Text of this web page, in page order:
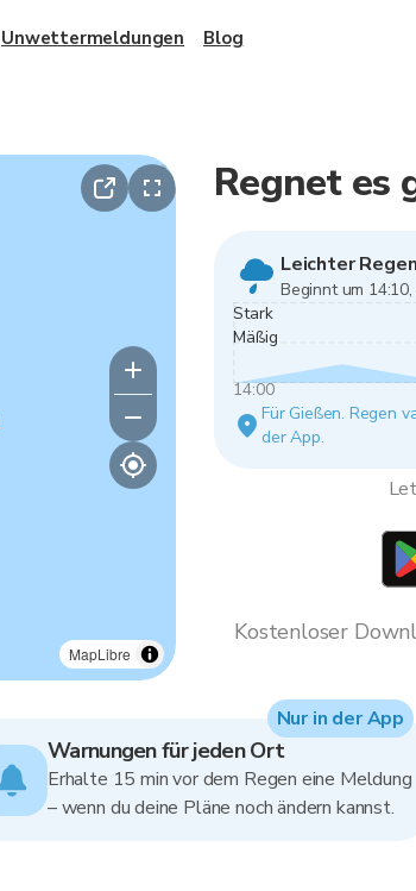
MapLibre
Regnet es
Leichter Regen
Beginnt um
Stark
Mäßig
14:00
Für Gießen. Regen
der App.
Kostenloser
Warnungen für jeden Ort
Erhalte 15 min vor dem Regen eine Meldung
– wenn du deine Pläne noch ändern kannst.
Nur in der App
Unwettermeldungen Blog